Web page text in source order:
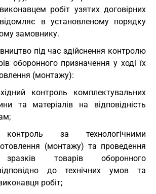
робіт узятих договірних
в установленому порядку
замовнику.
під час здійснення контролю
оборонного призначення у ході їх
(монтажу):
контроль комплектувальних
та матеріалів на відповідність
контроль за технологічними
(монтажу) та проведення
зразків товарів оборонного
до технічних умов та
робіт;